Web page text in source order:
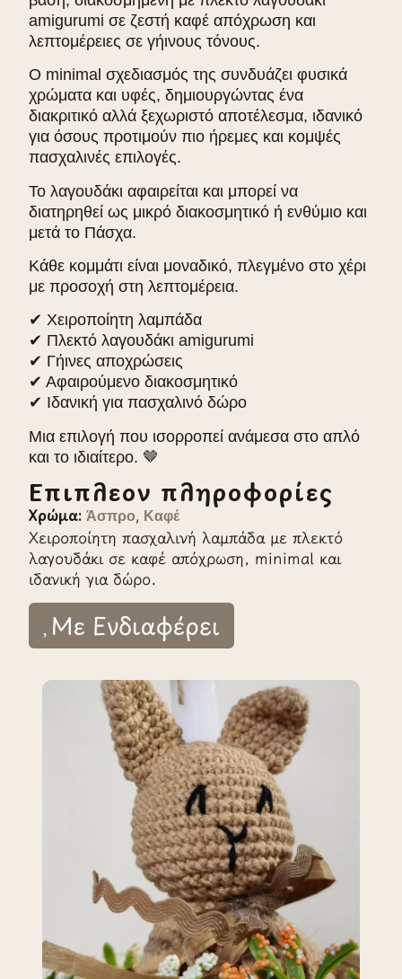
amigurumi σε ζεστή καφέ απόχρωση και
λεπτομέρειες σε γήινους τόνους.
Ο minimal σχεδιασμός της συνδυάζει φυσικά
χρώματα και υφές, δημιουργώντας ένα
διακριτικό αλλά ξεχωριστό αποτέλεσμα, ιδανικό
για όσους προτιμούν πιο ήρεμες και κομψές
πασχαλινές επιλογές.
Το λαγουδάκι αφαιρείται και μπορεί να
διατηρηθεί ως μικρό διακοσμητικό ή ενθύμιο και
μετά το Πάσχα.
Κάθε κομμάτι είναι μοναδικό, πλεγμένο στο χέρι
με προσοχή στη λεπτομέρεια.
✔ Χειροποίητη λαμπάδα
✔ Πλεκτό λαγουδάκι amigurumi
✔ Γήινες αποχρώσεις
✔ Αφαιρούμενο διακοσμητικό
✔ Ιδανική για πασχαλινό δώρο
Μια επιλογή που ισορροπεί ανάμεσα στο απλό
και το ιδιαίτερο. 🤎
Επιπλέον πληροφορίες
Χρώμα:Άσπρο, Καφέ
Χειροποίητη πασχαλινή λαμπάδα με πλεκτό
λαγουδάκι σε καφέ απόχρωση, minimal και
ιδανική για δώρο.
Με Ενδιαφέρει